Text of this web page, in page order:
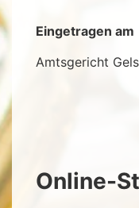
Eingetragen am
Amtsgericht
Online-